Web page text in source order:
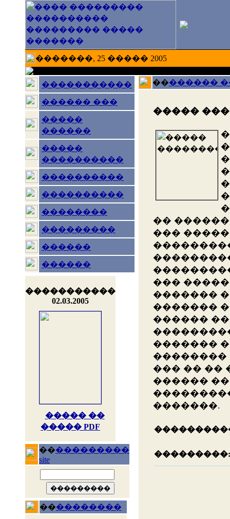
�������, 25 ����� 2005
�����������
������ ���
�����
������
�����
����������
����������
����������
��������
���������
������
������
�����������
02.03.2005
����� ��
����� PDF
�����������
site
����������
��������
�����
��
���
���
�������
�������
������
�������
��������
��� �� ��
������
�������.
���������: